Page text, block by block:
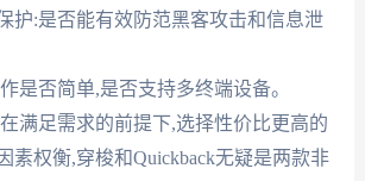
护:是否能有效防范黑客攻击和信息泄
是否简单,是否支持多终端设备。
满足需求的前提下,选择性价比更高的
素权衡,穿梭和Quickback无疑是两款非